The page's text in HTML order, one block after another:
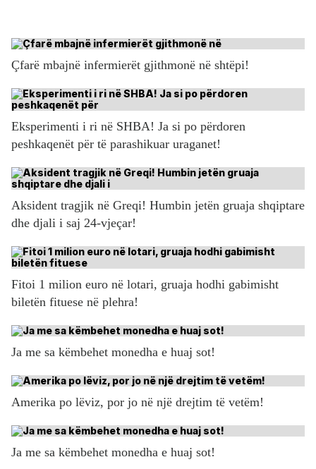
Çfarë mbajnë infermierët gjithmonë në shtëpi!
Eksperimenti i ri në SHBA! Ja si po përdoren
peshkaqenët për të parashikuar uraganet!
Aksident tragjik në Greqi! Humbin jetën gruaja shqiptare
dhe djali i saj 24-vjeçar!
Fitoi 1 milion euro në lotari, gruaja hodhi gabimisht
biletën fituese në plehra!
Ja me sa këmbehet monedha e huaj sot!
Amerika po lëviz, por jo në një drejtim të vetëm!
Ja me sa këmbehet monedha e huaj sot!